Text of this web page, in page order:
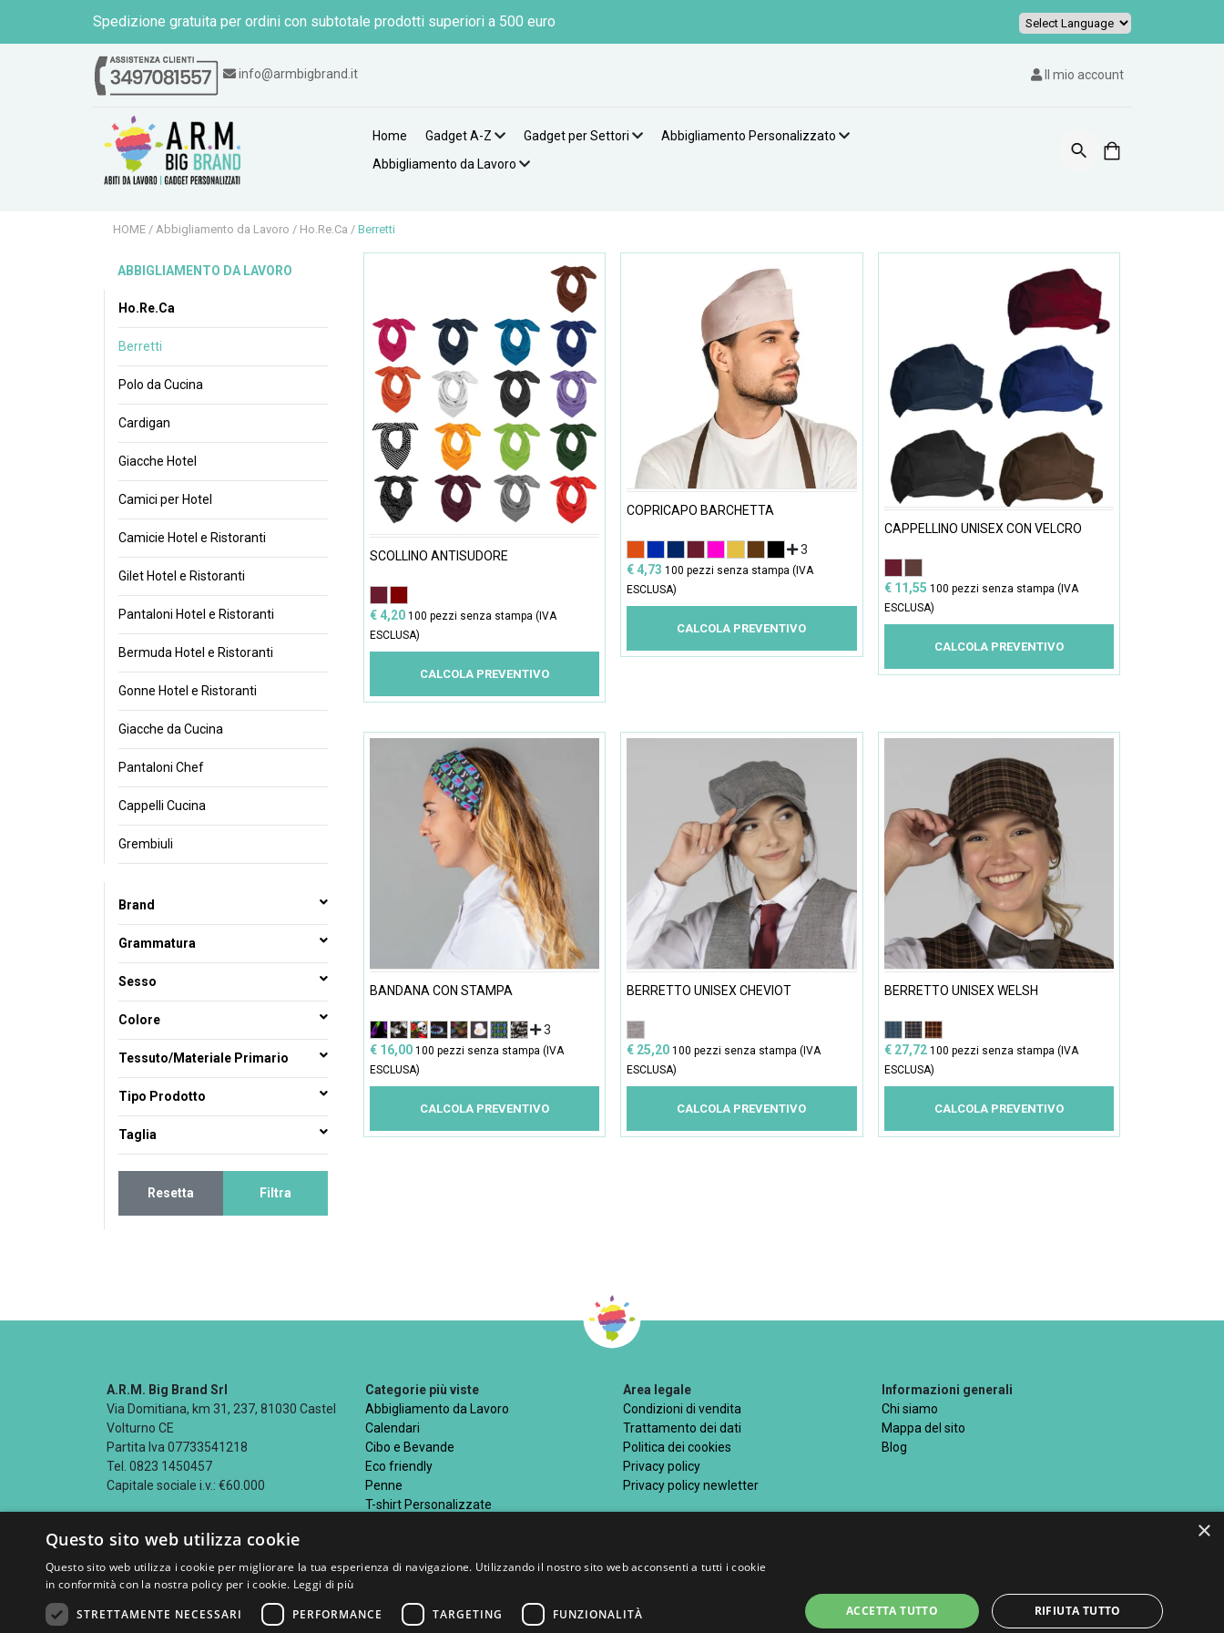
Spedizione gratuita per ordini con subtotale prodotti superiori a 500 euro
Powered by
info@armbigbrand.it Il mio account
Home Gadget A-Z Gadget per Settori
Abbigliamento Personalizzato
Abbigliamento da Lavoro
HOME / Abbigliamento da Lavoro / Ho.Re.Ca / Berretti
ABBIGLIAMENTO DA LAVORO
Ho.Re.Ca
Berretti
Polo da Cucina
Cardigan
Giacche Hotel
Camici per Hotel
Camicie Hotel e Ristoranti
Gilet Hotel e Ristoranti
Pantaloni Hotel e Ristoranti
Bermuda Hotel e Ristoranti
Gonne Hotel e Ristoranti
Giacche da Cucina
Pantaloni Chef
Cappelli Cucina
Grembiuli
Brand
Grammatura
Sesso
Colore
Tessuto/Materiale Primario
Tipo Prodotto
Taglia
Resetta Filtra
SCOLLINO ANTISUDORE
€ 4,20 100 pezzi senza stampa (IVA
ESCLUSA)
CALCOLA PREVENTIVO
COPRICAPO BARCHETTA
3
€ 4,73100 pezzi senza stampa (IVA
ESCLUSA)
CALCOLA PREVENTIVO
CAPPELLINO UNISEX CON VELCRO
€ 11,55 100 pezzi senza stampa (IVA
ESCLUSA)
CALCOLA PREVENTIVO
BANDANA CON STAMPA
3
€ 16,00 100 pezzi senza stampa (IVA
ESCLUSA)
CALCOLA PREVENTIVO
BERRETTO UNISEX CHEVIOT
€ 25,20100 pezzi senza stampa (IVA
ESCLUSA)
CALCOLA PREVENTIVO
BERRETTO UNISEX WELSH
€ 27,72 100 pezzi senza stampa (IVA
ESCLUSA)
CALCOLA PREVENTIVO
A.R.M. Big Brand Srl
Via Domitiana, km 31, 237, 81030 Castel
Volturno CE
Partita Iva 07733541218
Tel. 0823 1450457
Capitale sociale i.v.: €60.000
Categorie più viste
Abbigliamento da Lavoro
Calendari
Cibo e Bevande
Eco friendly
Penne
T-shirt Personalizzate
Area legale
Condizioni di vendita
Trattamento dei dati
Politica dei cookies
Privacy policy
Privacy policy newletter
Informazioni generali
Chi siamo
Mappa del sito
Blog
Metodi di pagamento accettati
×
Questo sito web utilizza cookie
Questo sito web utilizza i cookie per migliorare la tua esperienza di navigazione. Utilizzando il nostro sito web acconsenti a tutti i cookie
in conformità con la nostra policy per i cookie. Leggi di più
STRETTAMENTE NECESSARI
PERFORMANCE TARGETING FUNZIONALITÀ ACCETTA TUTTO RIFIUTA TUTTO